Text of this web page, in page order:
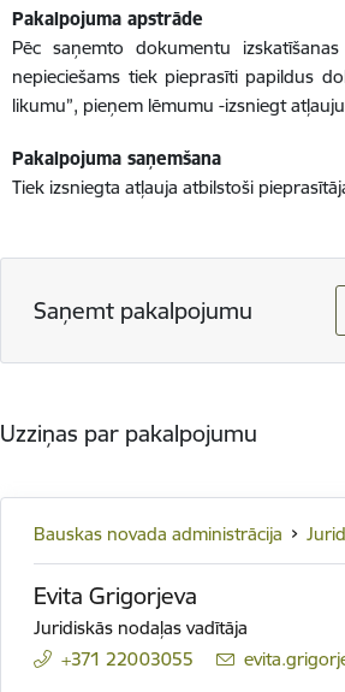
Pakalpojuma apstrāde
Pēc saņemto dokumentu
nepieciešams tiek pieprasīti papildus
likumu”, pieņem lēmumu -izsniegt
Pakalpojuma saņemšana
Tiek izsniegta atļauja atbilstoši
Saņemt pakalpojumu
Uzziņas par pakalpojumu
Bauskas novada administrācija
Evita Grigorjeva
Juridiskās nodaļas vadītāja
+371 22003055
E-pasts: